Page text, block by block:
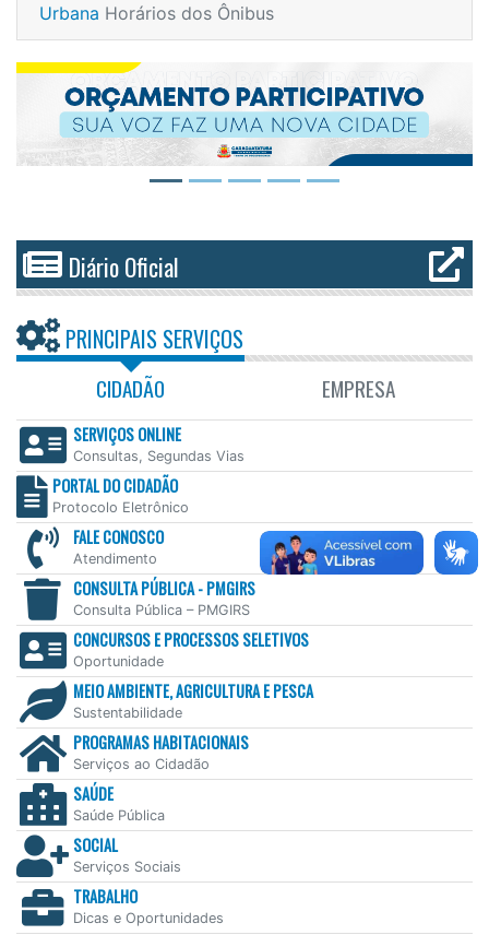
Urbana Horários dos Ônibus
Diário Oficial
PRINCIPAIS SERVIÇOS
CIDADÃO EMPRESA
SERVIÇOS ONLINE
Consultas, Segundas Vias
PORTAL DO CIDADÃO
Protocolo Eletrônico
FALE CONOSCO
Atendimento
CONSULTA PÚBLICA - PMGIRS
Consulta Pública – PMGIRS
CONCURSOS E PROCESSOS SELETIVOS
Oportunidade
MEIO AMBIENTE, AGRICULTURA E PESCA
Sustentabilidade
PROGRAMAS HABITACIONAIS
Serviços ao Cidadão
SAÚDE
Saúde Pública
SOCIAL
Serviços Sociais
TRABALHO
Dicas e Oportunidades